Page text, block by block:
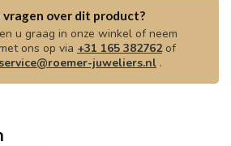
over dit product?
u graag in onze winkel of neem
ons op via +31 165 382762of
juweliers.nl .